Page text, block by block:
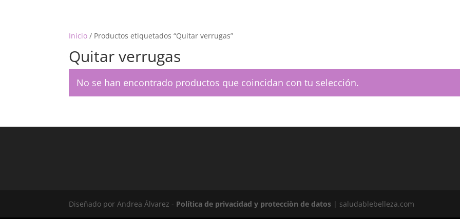
Inicio / Productos etiquetados “Quitar verrugas”
Quitar verrugas
No se han encontrado productos que coincidan con tu selección.
Diseñado por Andrea Álvarez - Política de privacidad y protecciòn de datos | saludablebelleza.com